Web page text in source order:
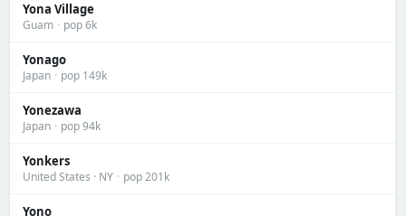
Yona Village
Guam · pop 6k
Yonago
Japan · pop 149k
Yonezawa
Japan · pop 94k
Yonkers
United States · NY · pop 201k
Yono